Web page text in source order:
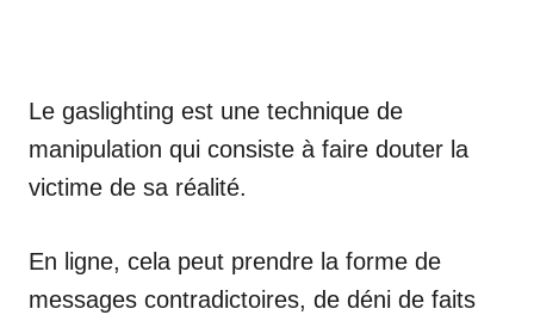
Le gaslighting est une technique de
manipulation qui consiste à faire douter la
victime de sa réalité.
En ligne, cela peut prendre la forme de
messages contradictoires, de déni de faits